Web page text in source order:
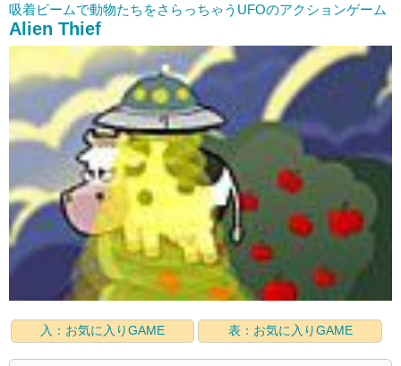
吸着ビームで動物たちをさらっちゃうUFOのアクションゲーム
Alien Thief
入：お気に入りGAME 表：お気に入りGAME